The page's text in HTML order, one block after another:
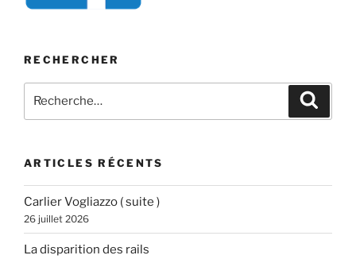
RECHERCHER
pour
ARTICLES RÉCENTS
Carlier Vogliazzo ( suite )
26 juillet 2026
La disparition des rails